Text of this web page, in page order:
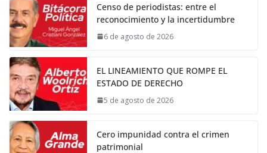
Censo de periodistas: entre el
reconocimiento y la incertidumbre
6 de agosto de 2026
EL LINEAMIENTO QUE ROMPE EL
ESTADO DE DERECHO
5 de agosto de 2026
Cero impunidad contra el crimen
patrimonial